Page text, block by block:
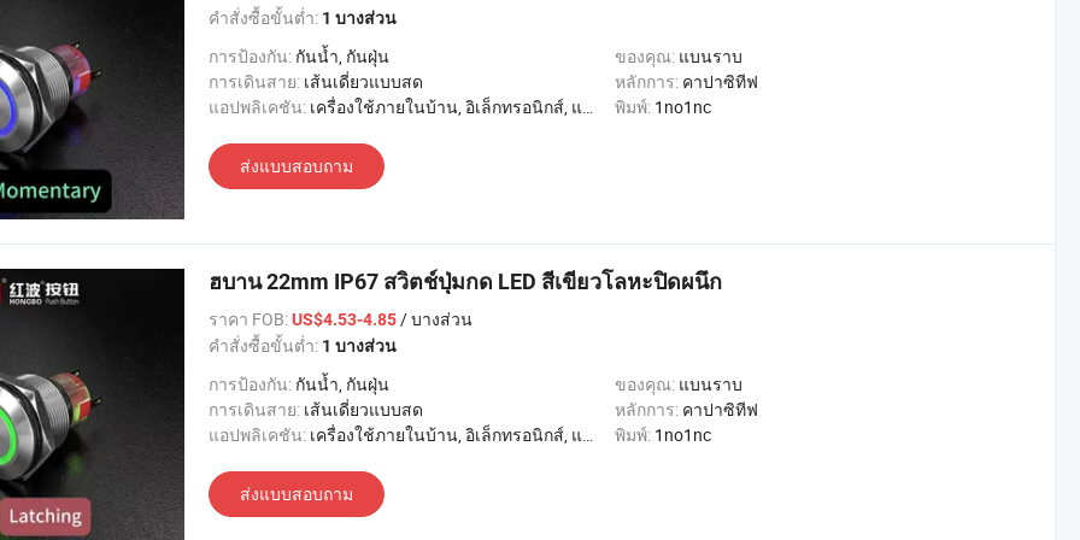
คำสั่งซื้อขั้นต่ำ: 1 บางส่วน
การป้องกัน: กันน้ำ, กันฝุ่น ของคุณ: แบนราบ
การเดินสาย: เส้นเดี่ยวแบบสด หลักการ: คาปาซิทีฟ
แอปพลิเคชัน: เครื่องใช้ภายในบ้าน, อิเล็กทรอนิกส์, แสงสว่าง, อุตสาหกรรม, อพาร์ทเมนท์ / วิลล่า, โรงแรม, การค้า, หน้าแรก พิมพ์: 1no1nc
ส่งแบบสอบถาม
ฮบาน 22mm IP67 สวิตช์ปุ่มกด LED สีเขียวโลหะปิดผนึก
ราคา FOB:US$4.53-4.85/ บางส่วน
คำสั่งซื้อขั้นต่ำ: 1 บางส่วน
การป้องกัน: กันน้ำ, กันฝุ่น ของคุณ: แบนราบ
การเดินสาย: เส้นเดี่ยวแบบสด หลักการ: คาปาซิทีฟ
แอปพลิเคชัน: เครื่องใช้ภายในบ้าน, อิเล็กทรอนิกส์, แสงสว่าง, อุตสาหกรรม, อพาร์ทเมนท์ / วิลล่า, โรงแรม, การค้า, หน้าแรก พิมพ์: 1no1nc
ส่งแบบสอบถาม